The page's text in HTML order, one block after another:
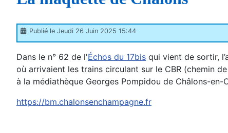
Publié le Jeudi 26 Juin 2025 15:44
Dans le n° 62 de l'Échos du 17bis qui vient de sortir,
où arrivaient les trains circulant sur le CBR (chemin
à la médiathèque Georges Pompidou de Châlons-
https://bm.chalonsenchampagne.fr